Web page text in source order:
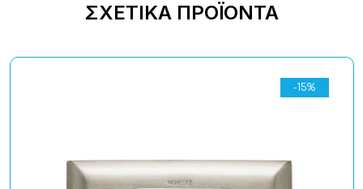
ΣΧΕΤΙΚΆ ΠΡΟΪΌΝΤΑ
-15%